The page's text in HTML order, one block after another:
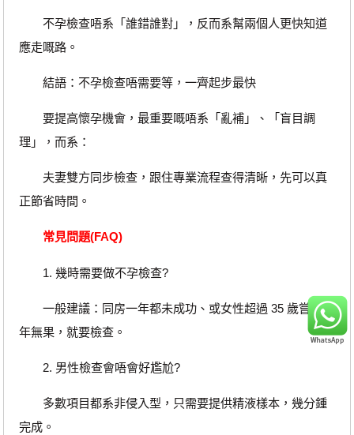
不孕檢查唔系「誰錯誰對」，反而系幫兩個人更快知道
應走嘅路。
結語：不孕檢查唔需要等，一齊起步最快
要提高懷孕機會，最重要嘅唔系「亂補」、「盲目調
理」，而系：
夫妻雙方同步檢查，跟住專業流程查得清晰，先可以真
正節省時間。
常見問題(FAQ)
1. 幾時需要做不孕檢查?
一般建議：同房一年都未成功、或女性超過 35 歲嘗試半
年無果，就要檢查。
2. 男性檢查會唔會好尷尬?
多數項目都系非侵入型，只需要提供精液樣本，幾分鍾
完成。